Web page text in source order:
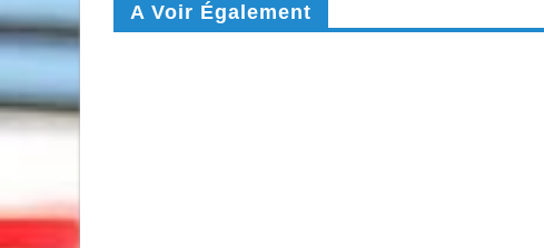
A Voir Également